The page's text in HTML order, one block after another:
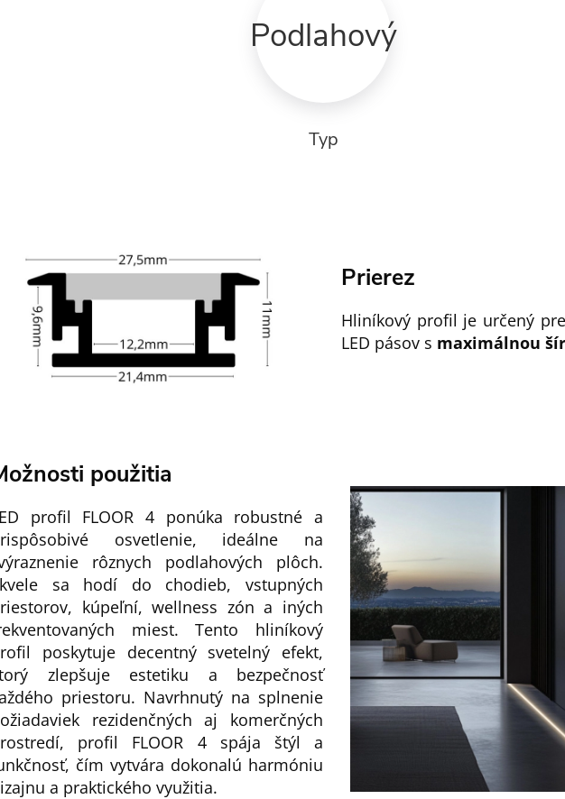
Podlahový
Typ
Prierez
Hliníkový profil je určený
LED pásov s maximálnou
použitia
profil FLOOR 4 ponúka robustné a
osvetlenie, ideálne na
rôznych podlahových plôch.
sa hodí do chodieb, vstupných
kúpeľní, wellness zón a iných
miest. Tento hliníkový
poskytuje decentný svetelný efekt,
zlepšuje estetiku a bezpečnosť
priestoru. Navrhnutý na splnenie
rezidenčných aj komerčných
profil FLOOR 4 spája štýl a
čím vytvára dokonalú harmóniu
a praktického využitia.